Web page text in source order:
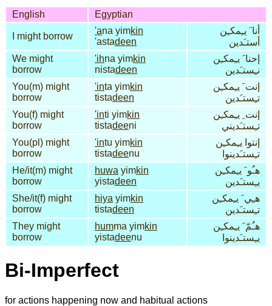
English Egyptian
I might borrow
'ana yimkin
'astadeen
أنا َ يـِمكـِن
أستـَدين
We might
borrow
'ihna yimkin
nistadeen
إحنا َ يـِمكـِن
نـِستـَدين
You(m) might
borrow
'inta yimkin
tistadeen
إنت َ يـِمكـِن
تـِستـَدين
You(f) might
borrow
'inti yimkin
tistadeeni
إنت ِ يـِمكـِن
تـِستـَديني
You(pl) might
borrow
'intu yimkin
tistadeenu
إنتوا يـِمكـِن
تـِستـَدينوا
He/it(m) might
borrow
huwa yimkin
yistadeen
هـُو َ يـِمكـِن
يـِستـَدين
She/it(f) might
borrow
hiya yimkin
tistadeen
هـِي َ يـِمكـِن
تـِستـَدين
They might
borrow
humma yimkin
yistadeenu
هـُمّ َ يـِمكـِن
يـِستـَدينوا
Bi-Imperfect
for actions happening now and habitual actions